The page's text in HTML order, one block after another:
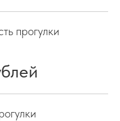
прогулки